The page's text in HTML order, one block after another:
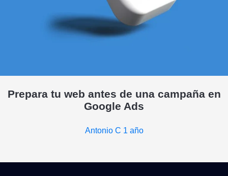
Prepara tu web antes de una campaña en
Google Ads
Antonio C 1 año